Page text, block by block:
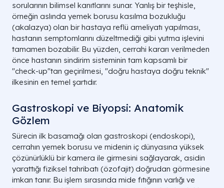
sorularının bilimsel kanıtlarını sunar. Yanlış bir teşhisle,
örneğin aslında yemek borusu kasılma bozukluğu
(akalazya) olan bir hastaya reflü ameliyatı yapılması,
hastanın semptomlarını düzeltmediği gibi yutma işlevini
tamamen bozabilir. Bu yüzden, cerrahi kararı verilmeden
önce hastanın sindirim sisteminin tam kapsamlı bir
"check-up"tan geçirilmesi, "doğru hastaya doğru teknik"
ilkesinin en temel şartıdır.
Gastroskopi ve Biyopsi: Anatomik
Gözlem
Sürecin ilk basamağı olan gastroskopi (endoskopi),
cerrahın yemek borusu ve midenin iç dünyasına yüksek
çözünürlüklü bir kamera ile girmesini sağlayarak, asidin
yarattığı fiziksel tahribatı (özofajit) doğrudan görmesine
imkan tanır. Bu işlem sırasında mide fıtığının varlığı ve